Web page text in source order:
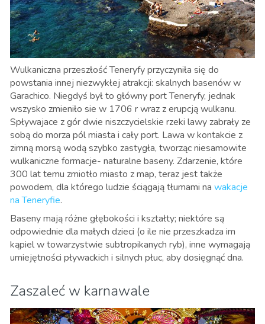
Wulkaniczna przeszłość Teneryfy przyczyniła się do
powstania innej niezwykłej atrakcji: skalnych basenów w
Garachico. Niegdyś był to główny port Teneryfy, jednak
wszysko zmieniło sie w 1706 r wraz z erupcją wulkanu.
Spływajace z gór dwie niszczycielskie rzeki lawy zabrały ze
sobą do morza pól miasta i cały port. Lawa w kontakcie z
zimną morsą wodą szybko zastygła, tworząc niesamowite
wulkaniczne formacje- naturalne baseny. Zdarzenie, które
300 lat temu zmiotło miasto z map, teraz jest także
powodem, dla którego ludzie ściągają tłumami na wakacje
na Teneryfie.
Baseny mają różne głębokości i kształty; niektóre są
odpowiednie dla małych dzieci (o ile nie przeszkadza im
kąpiel w towarzystwie subtropikanych ryb), inne wymagają
umiejętności pływackich i silnych płuc, aby dosięgnąć dna.
Zaszaleć w karnawale